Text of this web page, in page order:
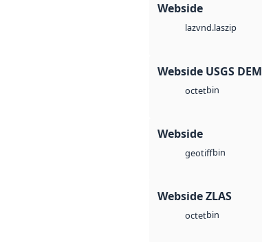
Webside
lazvnd.laszip
Webside USGS DEM
octetbin
Webside
geotiffbin
Webside ZLAS
octetbin